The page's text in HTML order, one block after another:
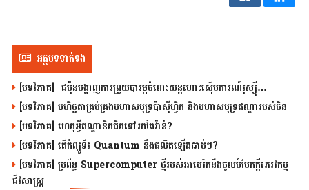
អត្ថបទទាក់ទង
[បទវិភាគ] ជប៉ុនបង្ហាញការព្រួយបារម្ភចំពោះយន្តហោះស៊ើបការណ៍រុស្ស៊ី…
[បទវិភាគ] មហិច្ឆតាគ្រប់គ្រងមហាសមុទ្រប៉ាស៊ីហ្វិក និងមហាសមុទ្រឥណ្ឌារបស់ចិន
[បទវិភាគ] ហេតុអ្វីឥណ្ឌាខិតជិតទៅរកតៃវ៉ាន់?
[បទវិភាគ] តើកំព្យូទ័រ Quantum នឹងផលិតឡើងឆាប់ៗ?
[បទវិភាគ] ប្រព័ន្ធ Supercomputer ថ្មីរបស់អាមេរិកនឹងចូលបំបែកក្តីភេរវកម្ម
ជីវសាស្រ្ត